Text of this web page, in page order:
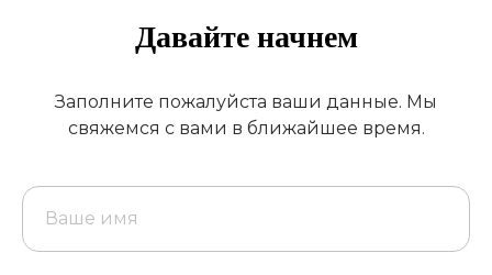
Давайте начнем
Заполните пожалуйста ваши данные. Мы
свяжемся с вами в ближайшее время.